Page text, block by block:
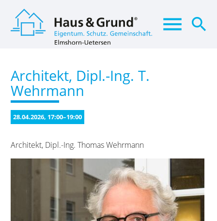
menu search
Suchbegriffe
Architekt, Dipl.-Ing. T.
Wehrmann
28.04.2026, 17:00–19:00
Architekt, Dipl.-Ing. Thomas Wehrmann